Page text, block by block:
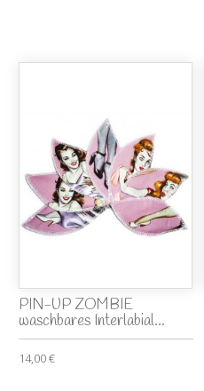
PIN-UP ZOMBIE
waschbares Interlabial...
14,00 €